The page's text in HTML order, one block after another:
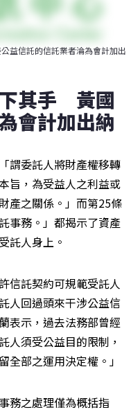
益信託的信託業者淪為會計加出
其手　黃國
會計加出納
謂委託人將財產權移轉
旨，為受益人之利益或
產之關係。」而第25條
事務。」都揭示了資產
託人身上。
信託契約可規範受託人
人回過頭來干涉公益信
表示，過去法務部曾經
人須受公益目的限制，
全部之運用決定權。」
務之處理僅為概括指